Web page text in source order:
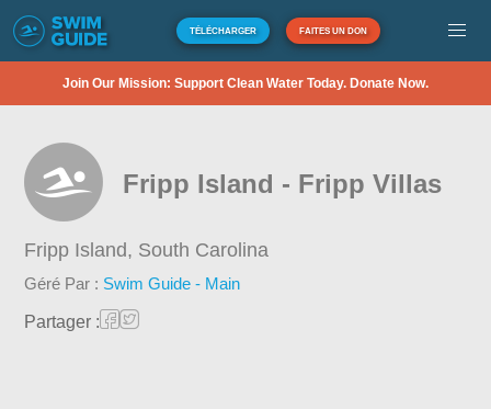
TÉLÉCHARGER FAITES UN DON
Join Our Mission: Support Clean Water Today. Donate Now.
Fripp Island - Fripp Villas
Fripp Island, South Carolina
Géré Par : Swim Guide - Main
Partager :